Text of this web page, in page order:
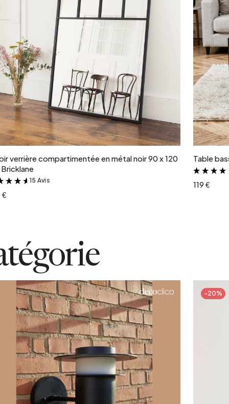
cuisine)
Ajouter au panier
verrière compartimentée en métal noir 90 x 120
&
15 Avis
€
Table
119 €
-20%